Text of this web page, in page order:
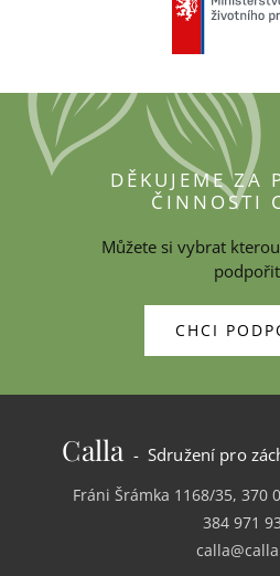
DĚKUJEME ZA
ČINNOSTI
Můžete si vybrat
podpořit
CHCI
Calla - Sdružení pro
Fráni Šrámka 1168/35, 370
384 971